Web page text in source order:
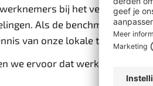
bij het versterken
Als de benchmarks
van onze lokale teams.
we ervoor dat werknemers